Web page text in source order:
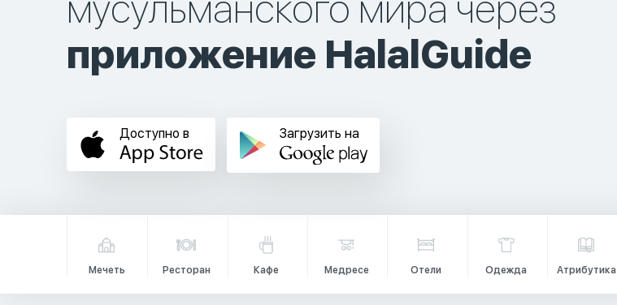
приложение HalalGuide
Доступно в Загрузить на
Мечеть Ресторан Кафе Медресе Отели Одежда Атрибутика